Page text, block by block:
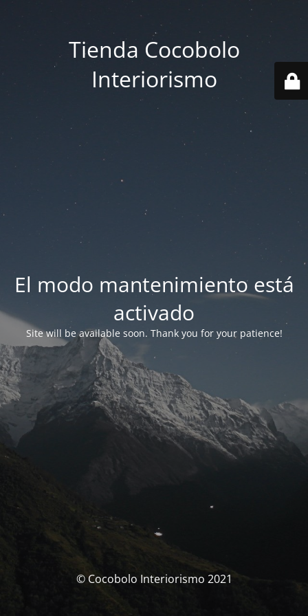
Tienda Cocobolo
Interiorismo
El modo mantenimiento está
activado
Site will be available soon. Thank you for your patience!
© Cocobolo Interiorismo 2021